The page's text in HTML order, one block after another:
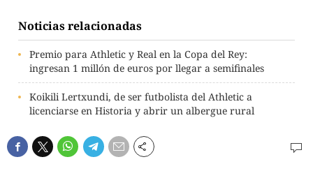
Noticias relacionadas
Premio para Athletic y Real en la Copa del Rey:
ingresan 1 millón de euros por llegar a semifinales
Koikili Lertxundi, de ser futbolista del Athletic a
licenciarse en Historia y abrir un albergue rural